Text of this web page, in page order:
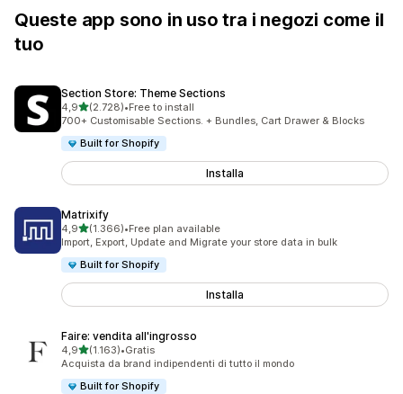
Queste app sono in uso tra i negozi come il
tuo
Section Store: Theme Sections
4,9stelle su 5
(2.728)
2728 recensioni totali
•Free to install
700+ Customisable Sections. + Bundles, Cart Drawer & Blocks
Built for Shopify
Installa
Matrixify
4,9stelle su 5
(1.366)
1366 recensioni totali
•Free plan available
Import, Export, Update and Migrate your store data in bulk
Built for Shopify
Installa
Faire: vendita all'ingrosso
4,9stelle su 5
(1.163)
1163 recensioni totali
•Gratis
Acquista da brand indipendenti di tutto il mondo
Built for Shopify